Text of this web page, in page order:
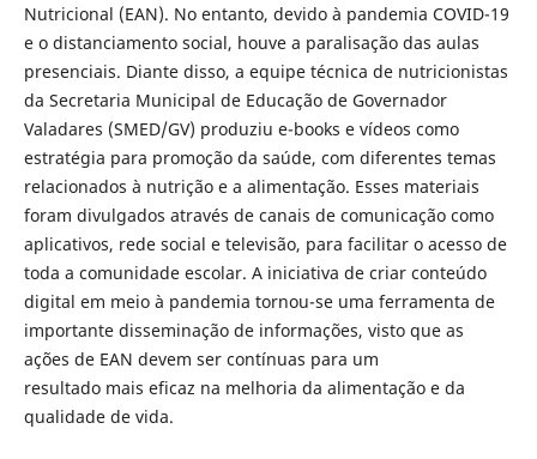
Nutricional (EAN). No entanto, devido à pandemia COVID-19
e o distanciamento social, houve a paralisação das aulas
presenciais. Diante disso, a equipe técnica de nutricionistas
da Secretaria Municipal de Educação de Governador
Valadares (SMED/GV) produziu e-books e vídeos como
estratégia para promoção da saúde, com diferentes temas
relacionados à nutrição e a alimentação. Esses materiais
foram divulgados através de canais de comunicação como
aplicativos, rede social e televisão, para facilitar o acesso de
toda a comunidade escolar. A iniciativa de criar conteúdo
digital em meio à pandemia tornou-se uma ferramenta de
importante disseminação de informações, visto que as
ações de EAN devem ser contínuas para um
resultado mais eficaz na melhoria da alimentação e da
qualidade de vida.